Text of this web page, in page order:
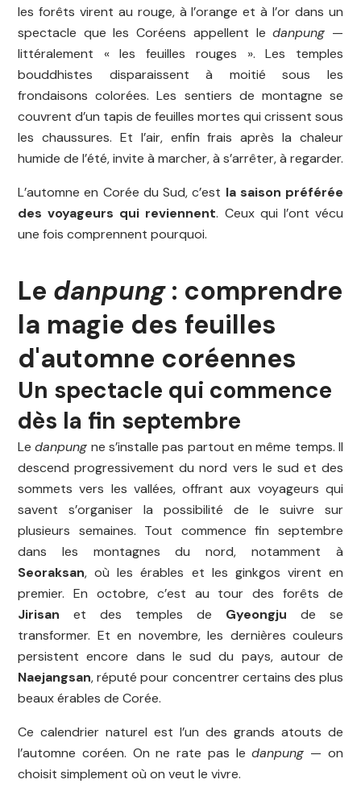
les forêts virent au rouge, à l’orange et à l’or dans un
spectacle que les Coréens appellent ledanpung —
littéralement « les feuilles rouges ». Les temples
bouddhistes disparaissent à moitié sous les
frondaisons colorées. Les sentiers de montagne se
couvrent d’un tapis de feuilles mortes qui crissent sous
les chaussures. Et l’air, enfin frais après la chaleur
humide de l’été, invite à marcher, à s’arrêter, à regarder.
L’automne en Corée du Sud, c’est la saison préférée
des voyageurs qui reviennent. Ceux qui l’ont vécu
une fois comprennent pourquoi.
Le danpung: comprendre
la magie des feuilles
d'automne coréennes
Un spectacle qui commence
dès la fin septembre
Ledanpung ne s’installe pas partout en même temps. Il
descend progressivement du nord vers le sud et des
sommets vers les vallées, offrant aux voyageurs qui
savent s’organiser la possibilité de le suivre sur
plusieurs semaines. Tout commence fin septembre
dans les montagnes du nord, notamment à
Seoraksan, où les érables et les ginkgos virent en
premier. En octobre, c’est au tour des forêts de
Jirisan et des temples de Gyeongju de se
transformer. Et en novembre, les dernières couleurs
persistent encore dans le sud du pays, autour de
Naejangsan, réputé pour concentrer certains des plus
beaux érables de Corée.
Ce calendrier naturel est l’un des grands atouts de
l’automne coréen. On ne rate pas ledanpung — on
choisit simplement où on veut le vivre.